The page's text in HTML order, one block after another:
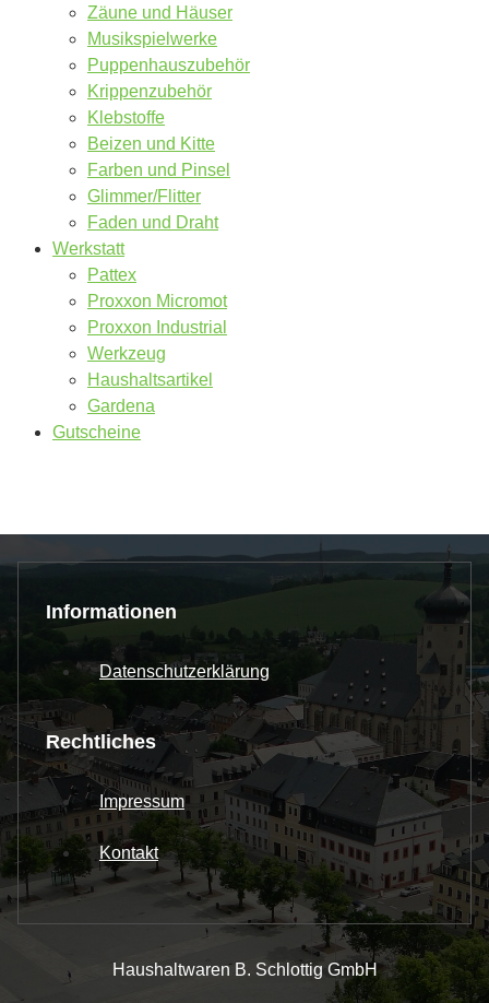
Zäune und Häuser
Musikspielwerke
Puppenhauszubehör
Krippenzubehör
Klebstoffe
Beizen und Kitte
Farben und Pinsel
Glimmer/Flitter
Faden und Draht
Werkstatt
Pattex
Proxxon Micromot
Proxxon Industrial
Werkzeug
Haushaltsartikel
Gardena
Gutscheine
Informationen
Datenschutzerklärung
Rechtliches
Impressum
Kontakt
Haushaltwaren B. Schlottig GmbH